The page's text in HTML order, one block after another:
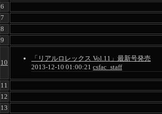
6
7
8
9
10
「リアルロレックス Vol.11」最新号発売
2013-12-10 01:00:21 csfac_staff
11
12
13